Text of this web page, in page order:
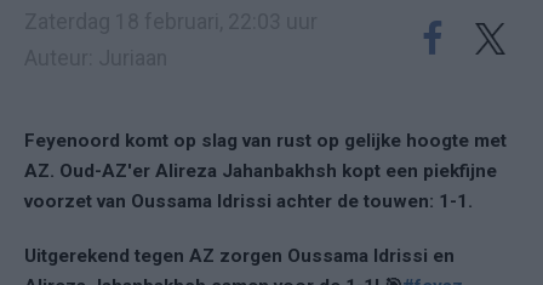
Feyenoord komt op slag van rust op gelijke hoogte met
AZ. Oud-AZ'er Alireza Jahanbakhsh kopt een piekfijne
voorzet van Oussama Idrissi achter de touwen: 1-1.
Uitgerekend tegen AZ zorgen Oussama Idrissi en